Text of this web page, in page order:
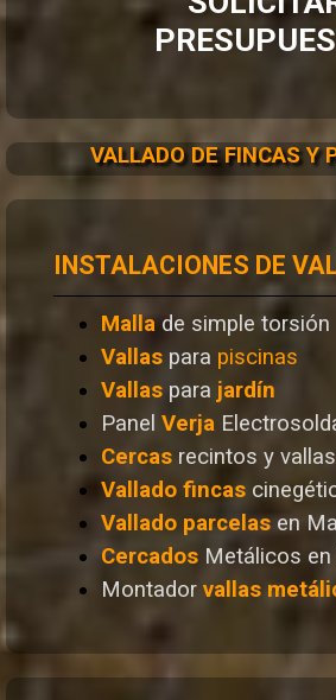
VALLADO DE FINCAS Y
INSTALACIONES DE
Malla de simple torsión
Vallas para piscinas
Vallas para jardín
Panel Verja
Cercas recintos y
Vallado fincas
Vallado parcelas en
Cercados Metálicos
Montador vallas